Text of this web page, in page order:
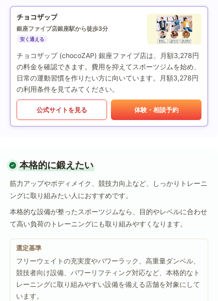
チョコザップ
銀座ファイブ店銀座駅から徒歩3分
安く通える
チョコザップ (chocoZAP) 銀座ファイブ店は、月額3,278円
の料金を確認できます。費用を抑えてスポーツジムを始め、
日常の運動習慣を作りたい方に向いています。月額3,278円
の利用条件を見てみてください。
公式サイトを見る 体験・相談予約
本格的に鍛えたい
筋力アップやボディメイク、競技力向上など、しっかりトレーニ
ングに取り組みたい人におすすめです。
本格的な設備が整ったスポーツジムなら、目的やレベルに合わせ
て高い負荷のトレーニングにも取り組みやすくなります。
選定基準
フリーウェイトの充実度やパワーラック、高重量ダンベル、
競技者向け設備、パワーリフティング対応など、本格的なト
レーニングに取り組みやすい設備を備える店舗を対象にして
います。